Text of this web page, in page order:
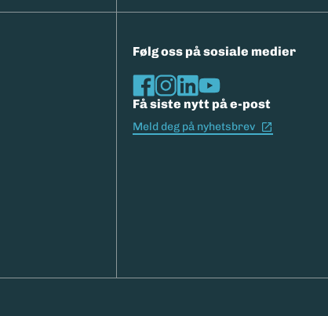
Følg oss på sosiale medier
Få siste nytt på e-post
Meld deg på nyhetsbrev